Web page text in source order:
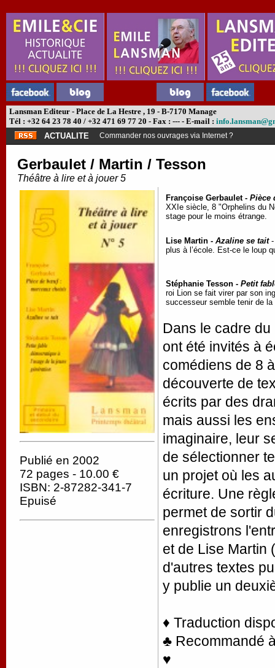
Lansman Editeur - Place de La Hestre , 19 - B-7170 Manage
Tél : +32 64 23 78 40 / +32 471 69 77 20 - Fax : --- - E-mail :
ACTUALITE
Commander nos ouvrages via Internet ?
Gerbaulet / Martin / Tesson
Théâtre à lire et à jouer 5
Publié en 2002
72 pages - 10.00 €
ISBN: 2-87282-341-7
Epuisé
Françoise Gerbaulet - Pièce
XXIe siècle, 8 "Orphelins du
stage pour le moins étrange.
Lise Martin - Azaline se tait-
plus à l’école. Est-ce le loup
Stéphanie Tesson - Petit
roi Lion se fait virer par son
successeur semble tenir de
Dans le cadre
ont été invités à
comédiens de 8
découverte de
écrits par des
mais aussi les
imaginaire, leur
de sélectionner
un projet où les
écriture. Une
permet de sortir
enregistrons
et de Lise Martin
d'autres textes
y publie un
♦ Traduction
♣ Recommandé
♥